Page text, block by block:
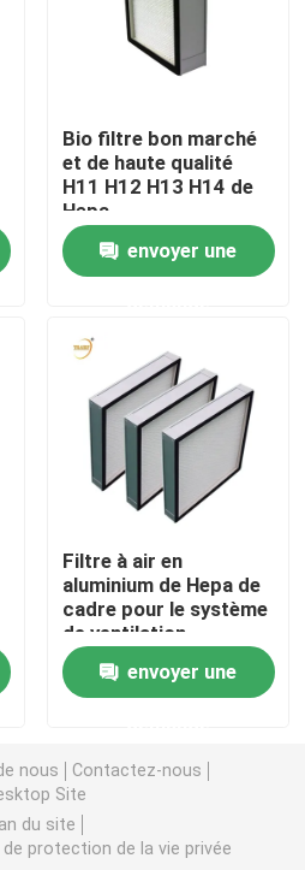
peinture
gel
de HEPA
Bio filtre bon marché
et de haute qualité
H11 H12 H13 H14 de
Hepa
envoyer une
Filtre à air en
aluminium de Hepa de
cadre pour le système
de ventilation
envoyer une
nous
Contactez-nous
Site
du site
protection de la vie privée